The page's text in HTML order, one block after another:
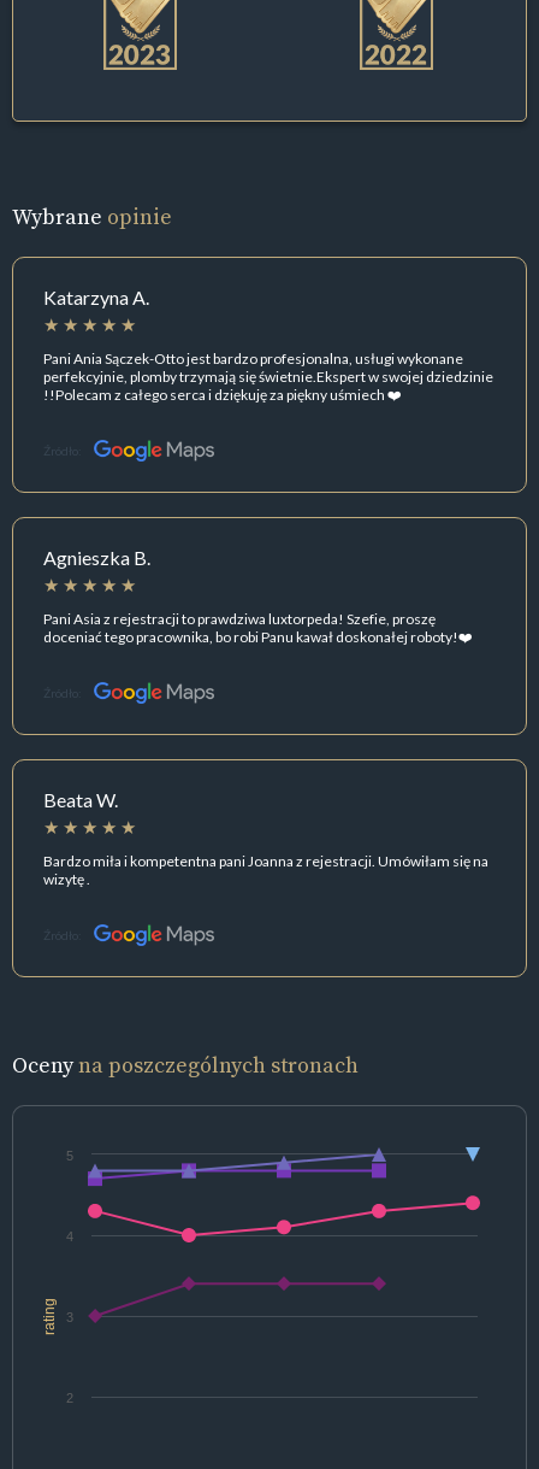
Wybrane opinie
Katarzyna A.
Pani Ania Sączek-Otto jest bardzo profesjonalna, usługi wykonane
perfekcyjnie, plomby trzymają się świetnie.Ekspert w swojej dziedzinie
!!Polecam z całego serca i dziękuję za piękny uśmiech ❤️
Źródło:
Agnieszka B.
Pani Asia z rejestracji to prawdziwa luxtorpeda! Szefie, proszę
doceniać tego pracownika, bo robi Panu kawał doskonałej roboty!❤️
Źródło:
Beata W.
Bardzo miła i kompetentna pani Joanna z rejestracji. Umówiłam się na
wizytę .
Źródło:
Ocenyna poszczególnych stronach
rating
2
3
4
5